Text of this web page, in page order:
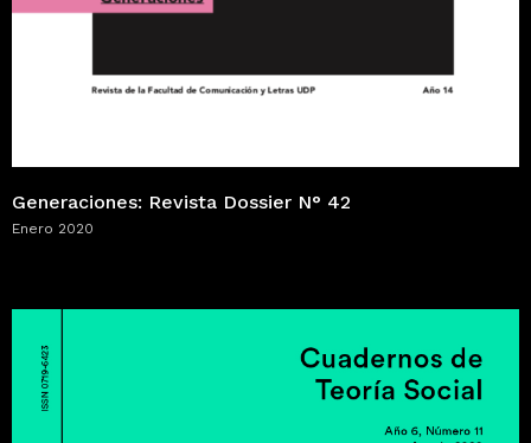
Generaciones: Revista Dossier N° 42
Enero 2020